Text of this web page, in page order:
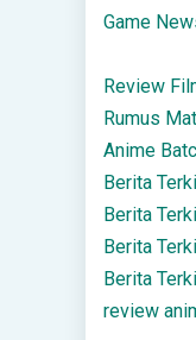
Game
Review
Rumus
Anime
Berita
Berita
Berita
Berita
review